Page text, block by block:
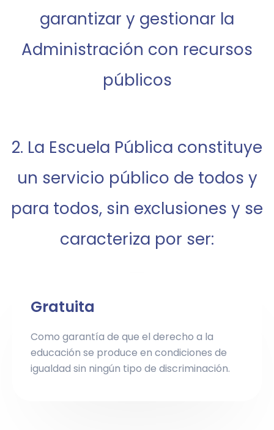
garantizar y gestionar la
Administración con recursos
públicos
2. La Escuela Pública constituye
un servicio público de todos y
para todos, sin exclusiones y se
caracteriza por ser:
Gratuita
Como garantía de que el derecho a la
educación se produce en condiciones de
igualdad sin ningún tipo de discriminación.